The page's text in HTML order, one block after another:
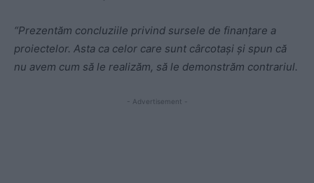
“Prezentăm concluziile privind sursele de finanțare a
proiectelor. Asta ca celor care sunt cârcotași și spun că
nu avem cum să le realizăm, să le demonstrăm contrariul.
- Advertisement -